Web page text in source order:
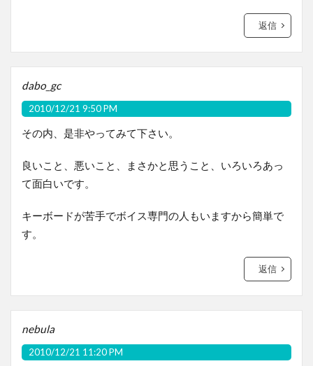
返信
dabo_gc
2010/12/21 9:50 PM
その内、是非やってみて下さい。
良いこと、悪いこと、まさかと思うこと、いろいろあっ
て面白いです。
キーボードが苦手でボイス専門の人もいますから簡単で
す。
返信
nebula
2010/12/21 11:20 PM